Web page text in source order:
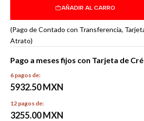
AÑADIR AL CARRO
(Pago de Contado con Transferencia,
Atrato)
Pago a meses fijos con Tarjeta de
6 pagos de:
5932.50 MXN
12 pagos de:
3255.00 MXN